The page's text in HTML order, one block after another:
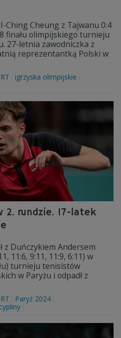
Ching Cheung z Tajwanu 0:4
finału olimpijskiego turnieju
27-letnia zawodniczka z
reprezentantką Polski w
igrzyska olimpijskie
2. rundzie. 17-latek
z Duńczykiem Andersem
11:6, 9:11, 11:9, 6:11) w
turnieju tenisistów
w Paryżu i odpadł z
Paryż 2024